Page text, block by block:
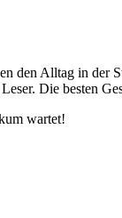
den Alltag in der
Die besten
wartet!